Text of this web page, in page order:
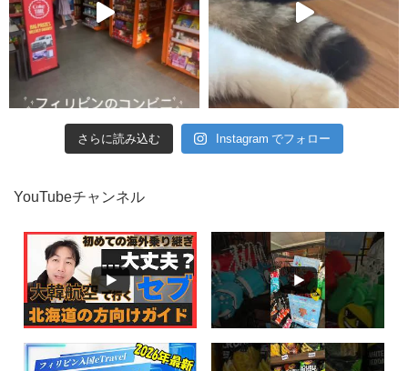
さらに読み込む Instagram でフォロー
YouTubeチャンネル